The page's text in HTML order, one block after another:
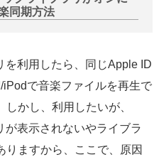
同期方法
利用したら、同じApple ID
で音楽ファイルを再生で
かし、利用したいが、
表示されないやライブラ
りますから、ここで、原因